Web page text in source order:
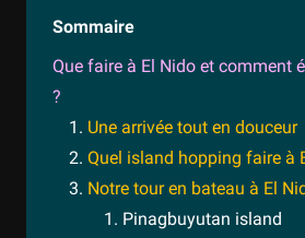
Sommaire
Que faire à El Nido et comment
?
Une arrivée tout en douceur
Quel island hopping faire à
Notre tour en bateau à El
Pinagbuyutan island